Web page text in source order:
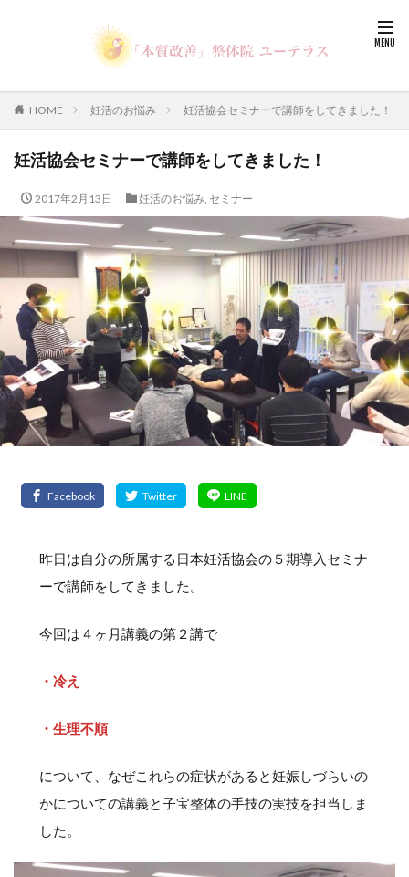
HOME 妊活のお悩み 妊活協会セミナーで講師をしてきました！
妊活協会セミナーで講師をしてきました！
2017年2月13日 妊活のお悩み, セミナー
昨日は自分の所属する日本妊活協会の５期導入セミナ
ーで講師をしてきました。
今回は４ヶ月講義の第２講で
・冷え
・生理不順
について、なぜこれらの症状があると妊娠しづらいの
かについての講義と子宝整体の手技の実技を担当しま
した。